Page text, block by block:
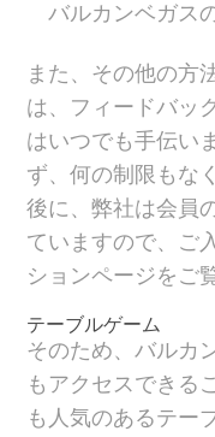
バルカンベガス
また、その他の方
は、フィードバッ
はいつでも手伝い
ず、何の制限もな
後に、弊社は会員
ていますので、ご
ションページをご
テーブルゲーム
そのため、バルカ
もアクセスできる
も人気のあるテー